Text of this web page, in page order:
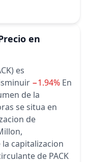
en
es
−1.94% En
de la
se situa en
de
capitalizacion
de PACK